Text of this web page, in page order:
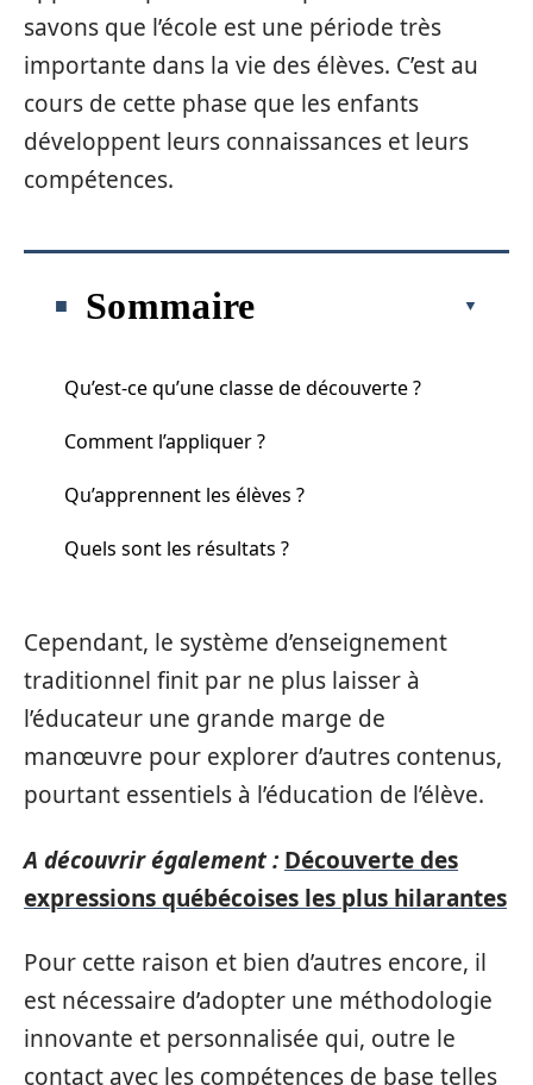
savons que l’école est une période très
importante dans la vie des élèves. C’est au
cours de cette phase que les enfants
développent leurs connaissances et leurs
compétences.
Sommaire
Qu’est-ce qu’une classe de découverte ?
Comment l’appliquer ?
Qu’apprennent les élèves ?
Quels sont les résultats ?
Cependant, le système d’enseignement
traditionnel finit par ne plus laisser à
l’éducateur une grande marge de
manœuvre pour explorer d’autres contenus,
pourtant essentiels à l’éducation de l’élève.
A découvrir également : Découverte des
expressions québécoises les plus hilarantes
Pour cette raison et bien d’autres encore, il
est nécessaire d’adopter une méthodologie
innovante et personnalisée qui, outre le
contact avec les compétences de base telles